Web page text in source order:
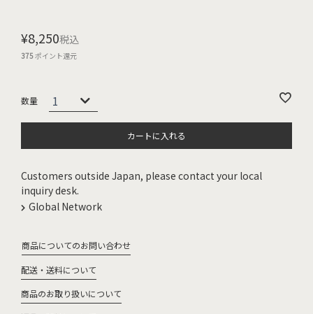
¥8,250税込
375ポイント還元
カートに入れる
Customers outside Japan, please contact your local
inquiry desk.
Global Network
商品についてのお問い合わせ
配送・送料について
商品のお取り扱いについて